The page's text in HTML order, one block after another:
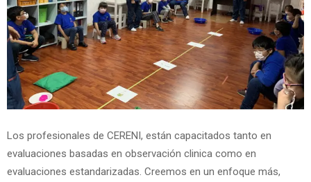
Los profesionales de CERENI, están capacitados tanto en
evaluaciones basadas en observación clinica como en
evaluaciones estandarizadas. Creemos en un enfoque más,